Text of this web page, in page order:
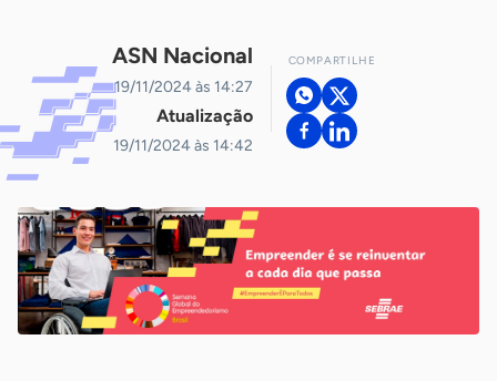
ASN Nacional
19/11/2024 às 14:27
Atualização
19/11/2024 às 14:42
COMPARTILHE